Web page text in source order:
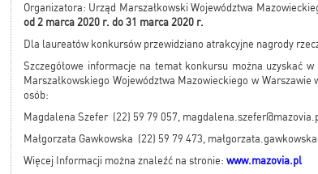
Organizatora: Urząd Marszałkowski Województwa
od 2 marca 2020 r. do 31 marca 2020 r.
Dla laureatów konkursów przewidziano atrakcyjne nagrody
Szczegółowe informacje na temat konkursu można uzyskać
Marszałkowskiego Województwa Mazowieckiego w
osób:
Magdalena Szefer (22) 59 79 057,
Małgorzata Gawkowska (22) 59 79 473,
Więcej Informacji można znaleźć na stronie: www.mazovia.pl